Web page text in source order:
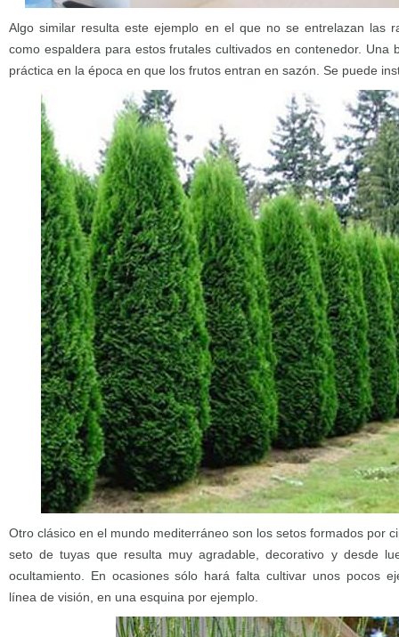
Algo similar resulta este ejemplo en el que no se entrelazan las
como espaldera para estos frutales cultivados en contenedor. Una
práctica en la época en que los frutos entran en sazón. Se puede
Otro clásico en el mundo mediterráneo son los setos formados por
seto de tuyas que resulta muy agradable, decorativo y desde
ocultamiento. En ocasiones sólo hará falta cultivar unos pocos
línea de visión, en una esquina por ejemplo.